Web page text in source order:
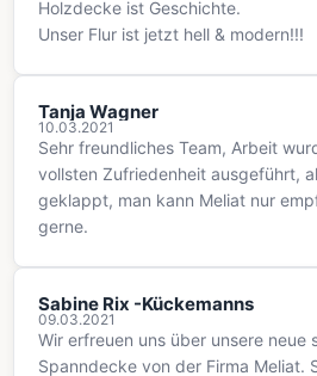
Holzdecke ist Geschichte.
Unser Flur ist jetzt hell & modern!!!
Tanja Wagner
10.03.2021
Sehr freundliches Team, Arbeit
vollsten Zufriedenheit ausgeführt,
geklappt, man kann Meliat nur
gerne.
Sabine Rix -Kückemanns
09.03.2021
Wir erfreuen uns über unsere neue
Spanndecke von der Firma Meliat.